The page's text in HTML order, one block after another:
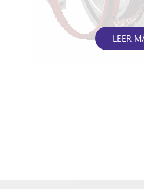
operativa. ¿Por qué elegir los
rodamientos para maquinaria
de ingeniería de ZHZBearing?
ZHZBearing se centra en la
excavadora
Caterpillar D10R
LEER